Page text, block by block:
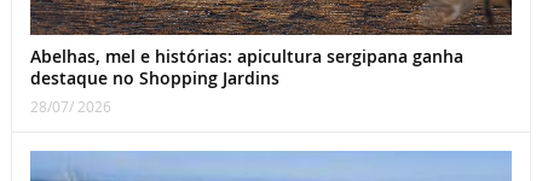
Abelhas, mel e histórias: apicultura sergipana ganha
destaque no Shopping Jardins
28/07/ 2026